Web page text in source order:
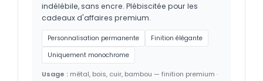
indélébile, sans encre. Plébiscitée pour les
cadeaux d'affaires premium.
Personnalisation permanente
Finition élégante
Uniquement monochrome
Usage : métal, bois, cuir, bambou — finition premium ·